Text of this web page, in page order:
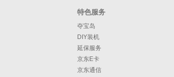
特色服务
夺宝岛
DIY装机
延保服务
京东E卡
京东通信